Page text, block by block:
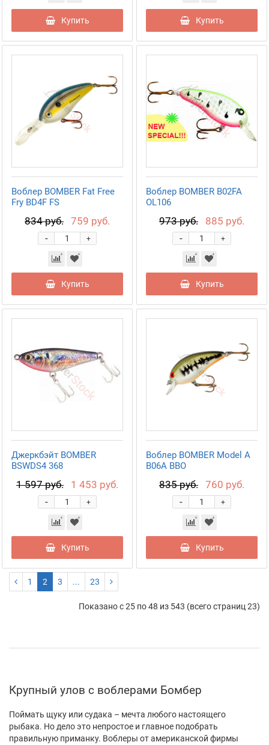
Купить Купить
Воблер BOMBER Fat Free
Fry BD4F FS
834 руб. 759 руб.
+
-
Купить
Воблер BOMBER B02FA
OL106
973 руб. 885 руб.
+
-
Купить
Джеркбэйт BOMBER
BSWDS4 368
1 597 руб. 1 453 руб.
+
-
Купить
Воблер BOMBER Model A
B06A BBO
835 руб. 760 руб.
+
-
Купить
1 2 3 ... 23
Показано с 25 по 48 из 543 (всего страниц 23)
Крупный улов с воблерами Бомбер
Поймать щуку или судака – мечта любого настоящего
рыбака. Но дело это непростое и главное подобрать
правильную приманку. Воблеры от американской фирмы